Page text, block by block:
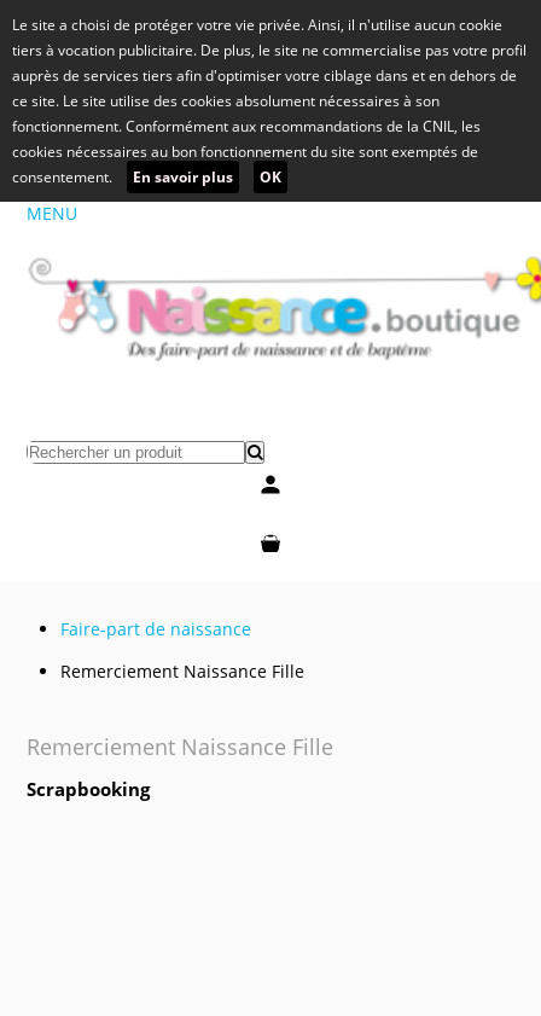
Le site a choisi de protéger votre vie privée. Ainsi, il n'utilise aucun cookie
tiers à vocation publicitaire. De plus, le site ne commercialise pas votre profil
auprès de services tiers afin d'optimiser votre ciblage dans et en dehors de
ce site. Le site utilise des cookies absolument nécessaires à son
fonctionnement. Conformément aux recommandations de la CNIL, les
cookies nécessaires au bon fonctionnement du site sont exemptés de
consentement.
En savoir plus OK
MENU
Faire-part de naissance
Remerciement Naissance Fille
Remerciement Naissance Fille
Scrapbooking